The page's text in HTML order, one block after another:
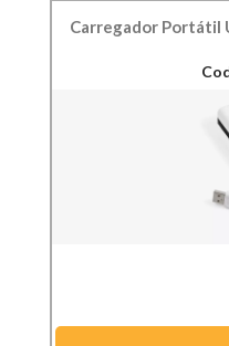
Carregador Portátil